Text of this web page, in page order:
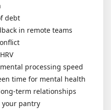
debt
in remote teams
processing speed
time for mental health
term relationships
your pantry